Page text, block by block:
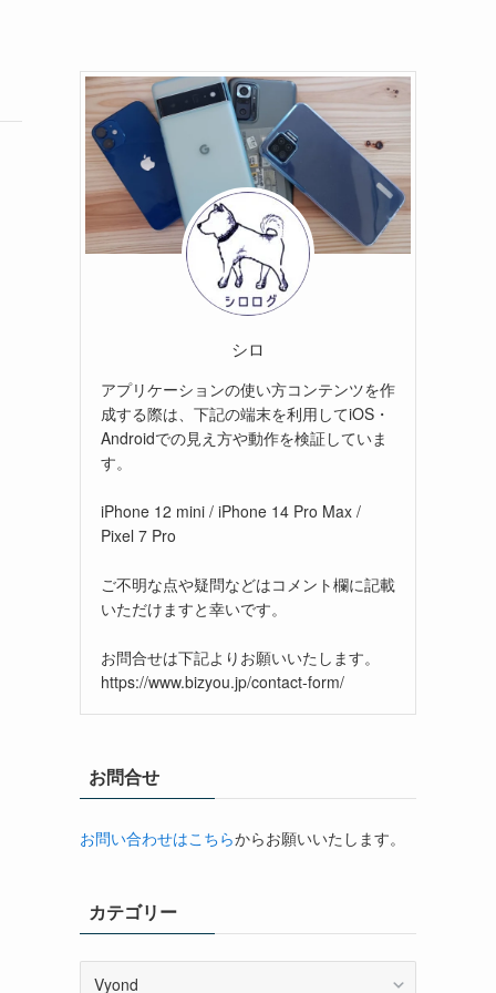
シロ
アプリケーションの使い方コンテンツを作
成する際は、下記の端末を利用してiOS・
Androidでの見え方や動作を検証していま
す。
iPhone 12 mini / iPhone 14 Pro Max /
Pixel 7 Pro
ご不明な点や疑問などはコメント欄に記載
いただけますと幸いです。
お問合せは下記よりお願いいたします。
https://www.bizyou.jp/contact-form/
お問合せ
お問い合わせはこちらからお願いいたします。
カテゴリー